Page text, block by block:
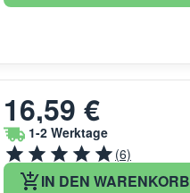
16,59 €
1-2 Werktage
(6)
IN DEN WARENKORB